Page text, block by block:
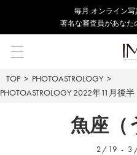
毎⽉ オンライン
著名な審査員があな
TOP
PHOTOASTROLOGY
PHOTOASTROLOGY 2022年11月後
魚座（
2/19 -